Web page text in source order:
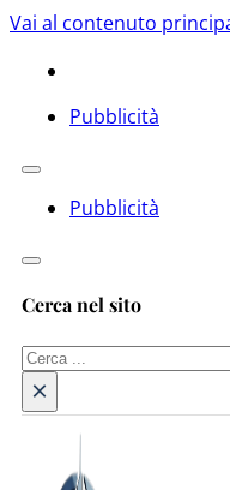
Vai al contenuto
Pubblicità
Pubblicità
Cerca nel sito
Cerca
×